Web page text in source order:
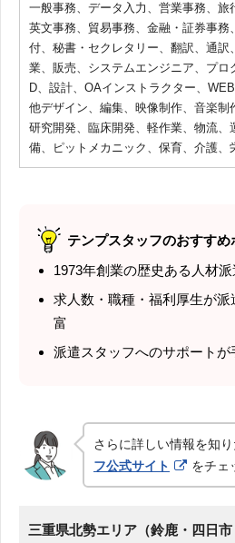
一般事務、データ入力、営業事務、旅
英文事務、貿易事務、金融・証券事務
付、秘書・セクレタリー、翻訳、通訳
業、販売、システムエンジニア、プロ
D、設計、OAインストラクター、
他デザイン、編集、映像制作、音楽制
研究開発、臨床開発、軽作業、物流、
備、ピットメカニック、保育、介護、
テンプスタッフのおすすめ
1973年創業の歴史ある人材
求人数・職種・福利厚生が
富
派遣スタッフへのサポートが
さらに詳しい情報を知り
フ公式サイト
をチェ
三重県北勢エリア（鈴鹿・四日